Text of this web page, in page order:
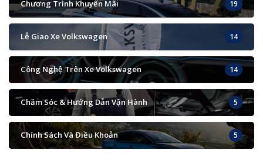
Chương Trình Khuyến Mãi 19
Lễ Giao Xe Volkswagen 14
Công Nghệ Trên Xe Volkswagen 14
Chăm Sóc & Hướng Dẫn Vận Hành 5
Chính Sách Và Điều Khoản 5